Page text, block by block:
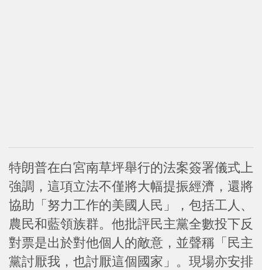
特朗普在白宮南草坪舉行的法案簽署儀式上
強調，這項立法不僅將大幅提振經濟，還將
協助「努力工作的美國人民」，包括工人、
農民和藍領族群。他批評民主黨全數投下反
對票是出於對他個人的敵意，並聲稱「民主
黨討厭我，也討厭這個國家」。現場亦安排